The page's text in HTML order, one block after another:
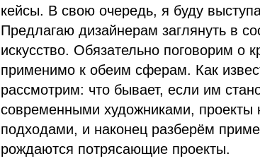
кейсы. В свою очередь, я буду
Предлагаю дизайнерам заглянуть в
искусство. Обязательно поговорим о
применимо к обеим сферам. Как
рассмотрим: что бывает, если им
современными художниками, проекты
подходами, и наконец разберём
рождаются потрясающие проекты.